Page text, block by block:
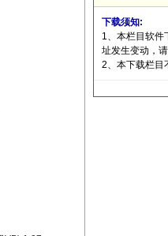
下载须知:
1、本栏目软件
址发生变动，
2、本下载栏目